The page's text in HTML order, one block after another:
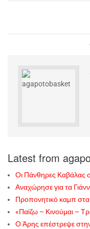
Latest from
Οι Πάνθηρες Καβάλας
Αναχώρησε για τα
Προπονητικό καμπ στα
«Παίζω – Κινούμαι –
Ο Άρης επέστρεψε